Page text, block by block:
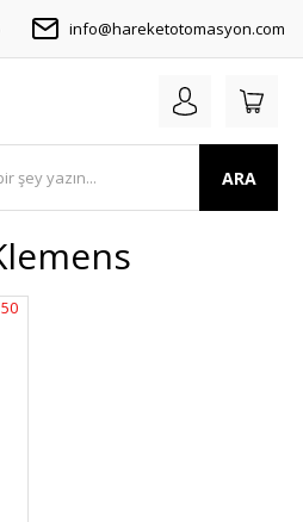
info@hareketotomasyon.com
ARA